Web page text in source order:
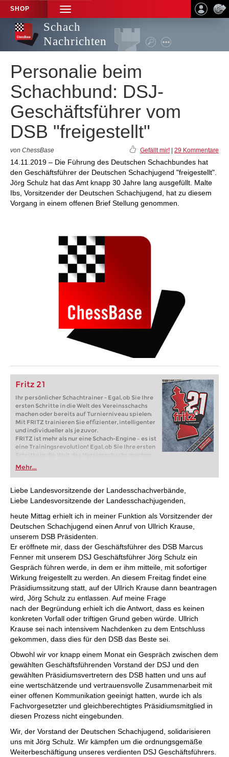
SHOP
TOGGLE
NAVIGATION
Schach
Nachrichten
Personalie beim
Schachbund: DSJ-
Geschäftsführer vom
DSB "freigestellt"
von ChessBase Gefällt mir! 29 Kommentare
14.11.2019 – Die Führung des Deutschen Schachbundes hat
den Geschäftsführer der Deutschen Schachjugend "freigestellt".
Jörg Schulz hat das Amt knapp 30 Jahre lang ausgefüllt. Malte
Ibs, Vorsitzender der Deutschen Schachjugend, hat zu diesem
Vorgang in einem offenen Brief Stellung genommen.
Fritz 21
Ihr persönlicher Schachtrainer - Egal, ob Sie Ihre
ersten Schritte in die Welt des Vereinsschachs
machen oder bereits auf Turnierniveau spielen:
Mit FRITZ trainieren Sie effizienter, intelligenter
und individueller als je zuvor.
FRITZ ist mehr als nur eine Schach-Engine – es ist
eine Trainingsrevolution! Egal, ob Sie Ihre ersten
Schritte in die Welt des Vereinsschachs machen
oder bereits auf Turnierniveau spielen: Mit
FRITZ trainieren Sie effizienter, intelligenter und
individueller als je zuvor.
Mehr...
Liebe Landesvorsitzende der Landesschachverbände,
Liebe Landesvorsitzende der Landesschachjugenden,
heute Mittag erhielt ich in meiner Funktion als Vorsitzender der
Deutschen Schachjugend einen Anruf von Ullrich Krause,
unserem DSB Präsidenten.
Er eröffnete mir, dass der Geschäftsführer des DSB Marcus
Fenner mit unserem DSJ Geschäftsführer Jörg Schulz ein
Gespräch führen werde, in dem er ihm mitteile, mit sofortiger
Wirkung freigestellt zu werden. An diesem Freitag findet eine
Präsidiumssitzung statt, auf der Ullrich Krause dann beantragen
wird, Jörg Schulz zu entlassen. Auf meine Frage
nach der Begründung erhielt ich die Antwort, dass es keinen
konkreten Vorfall oder triftigen Grund geben würde. Ullrich
Krause sei nach intensivem Nachdenken zu dem Entschluss
gekommen, dass dies für den DSB das Beste sei.
Obwohl wir vor knapp einem Monat ein Gespräch zwischen dem
gewählten Geschäftsführenden Vorstand der DSJ und den
gewählten Präsidiumsvertretern des DSB hatten und uns auf
eine wertschätzende und vertrauensvolle Zusammenarbeit mit
einer offenen Kommunikation geeinigt hatten, wurde ich als
Fachvorgesetzter und gleichberechtigtes Präsidiumsmitglied in
diesen Prozess nicht eingebunden.
Wir, der Vorstand der Deutschen Schachjugend, solidarisieren
uns mit Jörg Schulz. Wir kämpfen um die ordnungsgemäße
Weiterbeschäftigung unseres verdienten DSJ Geschäftsführers.